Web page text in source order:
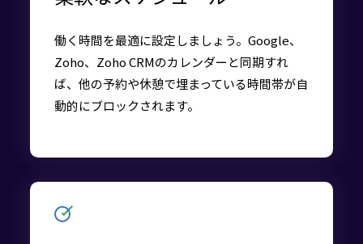
働く時間を最適に設定しましょう。Google、
Zoho、Zoho CRMのカレンダーと同期すれ
ば、他の予約や休憩で埋まっている時間帯が自
動的にブロックされます。